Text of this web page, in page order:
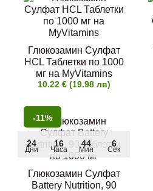
Глюкозамин Сулфат
HCL Таблетки по 1000
мг на MyVitamins
10.22 € (19.98 лв)
-11%
24
Дни
16
Часа
44
Мин
4
Сек
Глюкозамин Сулфат
Battery Nutrition, 90